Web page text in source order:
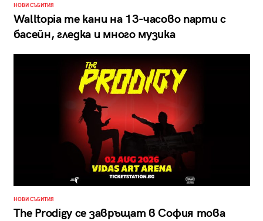
НОВИ СЪБИТИЯ
Walltopia те кани на 13-часово парти с
басейн, гледка и много музика
НОВИ СЪБИТИЯ
The Prodigy се завръщат в София това